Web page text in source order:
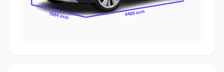
1884 mm 4488 mm